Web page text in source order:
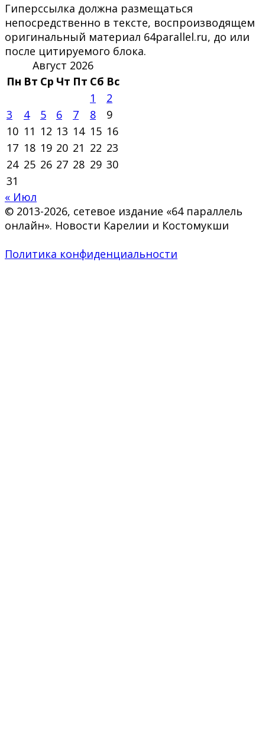
Гиперссылка должна размещаться
непосредственно в тексте, воспроизводящем
оригинальный материал 64parallel.ru, до или
после цитируемого блока.
Август 2026
Пн Вт Ср Чт Пт Сб Вс
1
2
3
4 5 6 7 8
9
10 11 12 13 14 15 16
17 18 19 20 21 22 23
24 25 26 27 28 29 30
31
« Июл
© 2013-2026, сетевое издание «64 параллель
онлайн». Новости Карелии и Костомукши
Политика конфиденциальности